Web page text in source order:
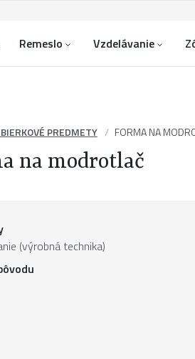
Remeslo Vzdelávanie
PREDMETY FORMA NA
na modrotlač
(výrobná technika)